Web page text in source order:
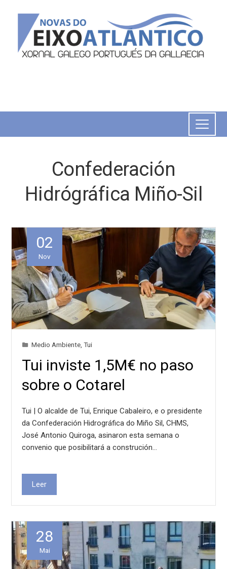
Confederación
Hidrógráfica Miño-Sil
02
Nov
Medio Ambiente ,Tui
Tui inviste 1,5M€ no paso
sobre o Cotarel
Tui | O alcalde de Tui, Enrique Cabaleiro, e o presidente
da Confederación Hidrográfica do Miño Sil, CHMS,
José Antonio Quiroga, asinaron esta semana o
convenio que posibilitará a construción…
Leer
28
Mai